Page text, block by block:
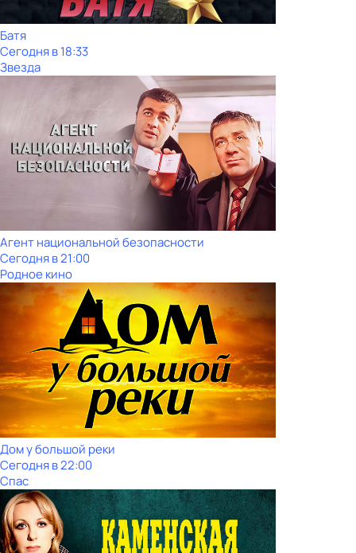
Батя
Сегодня в 18:33
Звезда
Агент национальной безопасности
Сегодня в 21:00
Родное кино
Дом у большой реки
Сегодня в 22:00
Спас